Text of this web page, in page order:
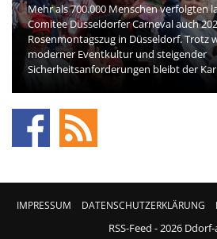
Mehr als 700.000 Menschen verfolgten
Comitee Düsseldorfer Carneval auch
Rosenmontagszug in Düsseldorf. Trotz
moderner Eventkultur und steigender
Sicherheitsanforderungen bleibt der
IMPRESSUM DATENSCHUTZERKLÄRUNG
RSS-Feed - 2026